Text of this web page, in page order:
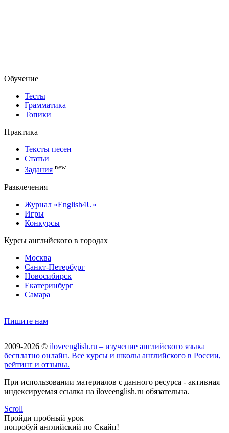
Обучение
Тесты
Грамматика
Топики
Практика
Тексты песен
Статьи
Задания new
Развлечения
Журнал «English4U»
Игры
Конкурсы
Курсы английского в городах
Москва
Санкт-Петербург
Новосибирск
Екатеринбург
Самара
Пишите нам
2009-2026 © iloveenglish.ru – изучение английского языка
бесплатно онлайн. Все курсы и школы английского в России,
рейтинг и отзывы.
При использовании материалов с данного ресурса - активная
индексируемая ссылка на iloveenglish.ru обязательна.
Scroll
Пройди пробный урок —
попробуй английский по Скайп!